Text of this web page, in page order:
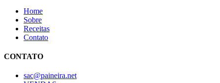
Home
Sobre
Receitas
Contato
CONTATO
sac@paineira.net